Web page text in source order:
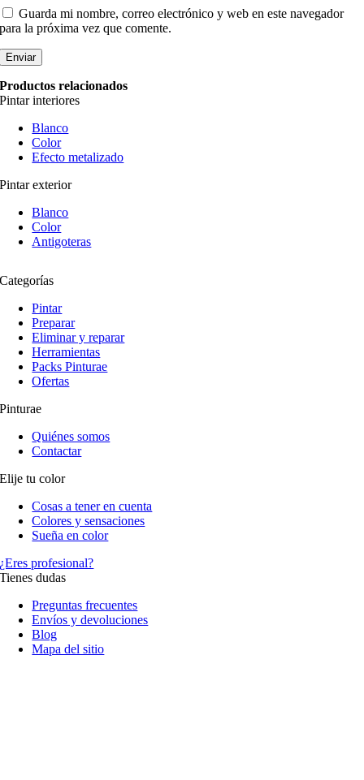
Guarda mi nombre, correo electrónico y web en este navegador
para la próxima vez que comente.
Productos relacionados
Pintar interiores
Blanco
Color
Efecto metalizado
Pintar exterior
Blanco
Color
Antigoteras
Categorías
Pintar
Preparar
Eliminar y reparar
Herramientas
Packs Pinturae
Ofertas
Pinturae
Quiénes somos
Contactar
Elije tu color
Cosas a tener en cuenta
Colores y sensaciones
Sueña en color
¿Eres profesional?
Tienes dudas
Preguntas frecuentes
Envíos y devoluciones
Blog
Mapa del sitio